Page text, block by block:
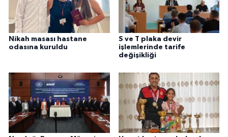
Nikah masası hastane
odasına kuruldu
S ve T plaka devir
işlemlerinde tarife
değişikliği